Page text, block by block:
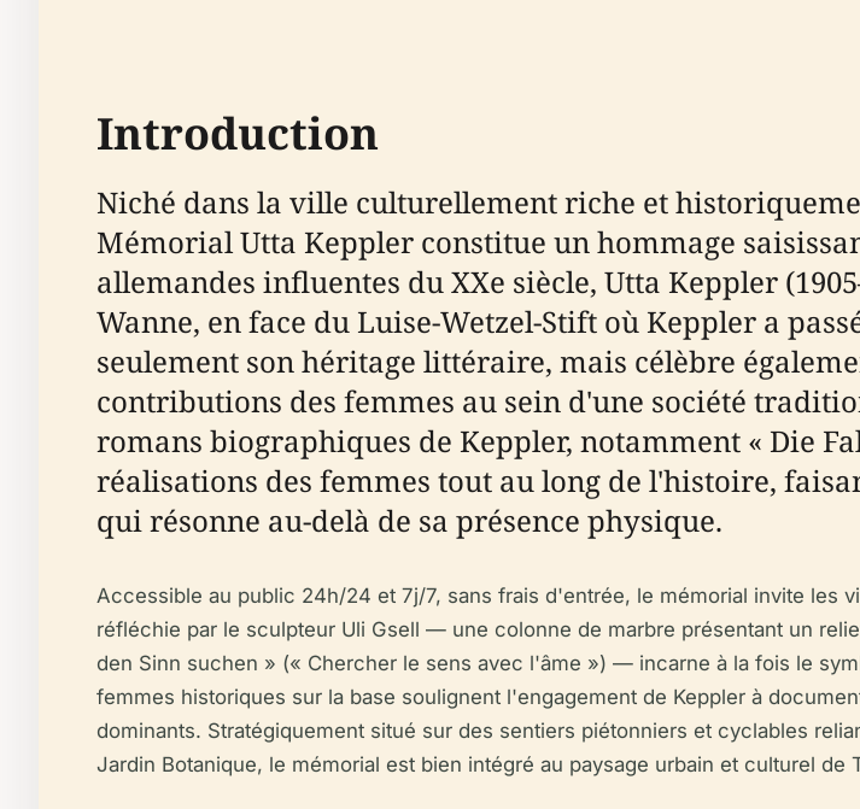
Introduction
Niché dans la ville culturellement riche et
Mémorial Utta Keppler constitue un hommage
allemandes influentes du XXe siècle, Utta Keppler
Wanne, en face du Luise-Wetzel-Stift où Keppler a
seulement son héritage littéraire, mais célèbre
contributions des femmes au sein d'une société
romans biographiques de Keppler, notamment « Die
réalisations des femmes tout au long de l'histoire,
qui résonne au-delà de sa présence physique.
Accessible au public 24h/24 et 7j/7, sans frais d'entrée, le mémorial invite les
réfléchie par le sculpteur Uli Gsell — une colonne de marbre présentant un
den Sinn suchen » (« Chercher le sens avec l'âme ») — incarne à la fois le
femmes historiques sur la base soulignent l'engagement de Keppler à
dominants. Stratégiquement situé sur des sentiers piétonniers et cyclables
Jardin Botanique, le mémorial est bien intégré au paysage urbain et culturel de